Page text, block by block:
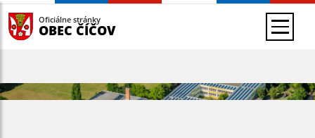
Oficiálne stránky
OBEC ČÍČOV